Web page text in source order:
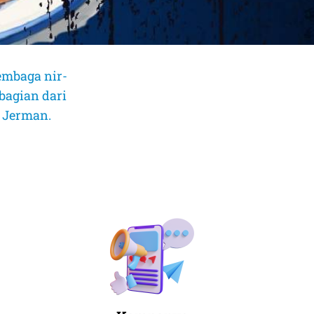
nir-
dari